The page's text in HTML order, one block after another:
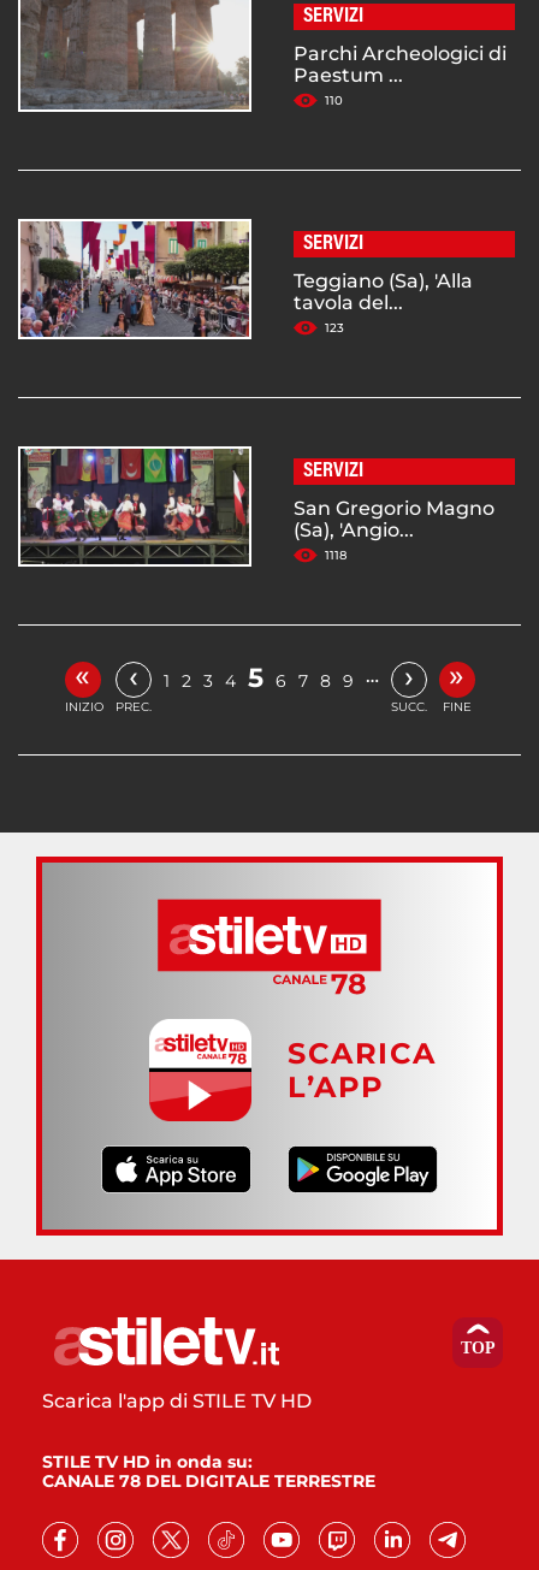
SERVIZI
Parchi Archeologici di
Paestum ...
110
SERVIZI
Teggiano (Sa), 'Alla
tavola del...
123
SERVIZI
San Gregorio Magno
(Sa), 'Angio...
1118
«
INIZIO
‹
PREC.
1 2 3 4 5 6 7 8 9 … ›
SUCC.
»
FINE
SCARICA
L’APP
Scarica l'app di STILE TV HD
STILE TV HD in onda su:
CANALE 78 DEL DIGITALE TERRESTRE